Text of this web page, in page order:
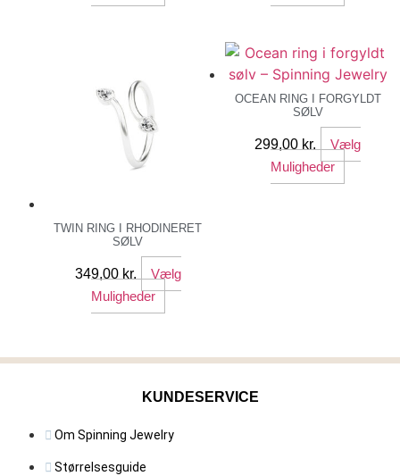
vare
varianter.
Mulighederne
flere
vælges
på
TWIN RING I RHODINERET
SØLV
349,00 kr.
Vælg
Muligheder
Dette
vare
flere
Mulighederne
vælges
OCEAN RING I FORGYLDT
SØLV
299,00 kr.
Vælg
Muligheder
Dette
KUNDESERVICE
Om Spinning Jewelry
Størrelsesguide